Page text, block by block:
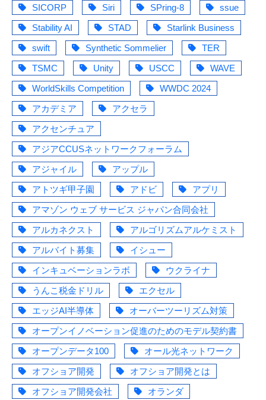
SICORP
Siri SPring-8
ssue
Stability AI
STAD
Starlink Business
swift
Synthetic Sommelier
TER
TSMC
Unity USCC
WAVE
WorldSkills Competition
WWDC 2024
アカデミア
アクセラ
アクセンチュア
アジアCCUSネットワークフォーラム
アジャイル
アップル
アトツギ甲子園
アドビ
アプリ
アマゾン ウェブ サービス ジャパン合同会社
アルカネクスト
アルゴリズムアルケミスト
アルバイト募集
イシュー
インキュベーションラボ
ウクライナ
うんこ税金ドリル
エクセル
エッジAI半導体
オーバーツーリズム対策
オープンイノベーション促進のためのモデル契約書
オープンデータ100
オール光ネットワーク
オフショア開発
オフショア開発とは
オフショア開発会社
オランダ